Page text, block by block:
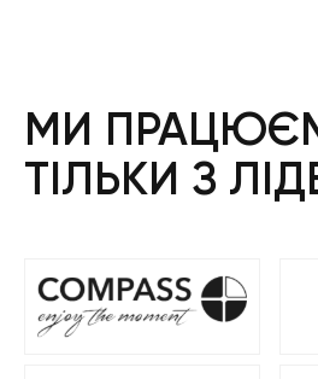
МИ
ТІЛЬКИ З